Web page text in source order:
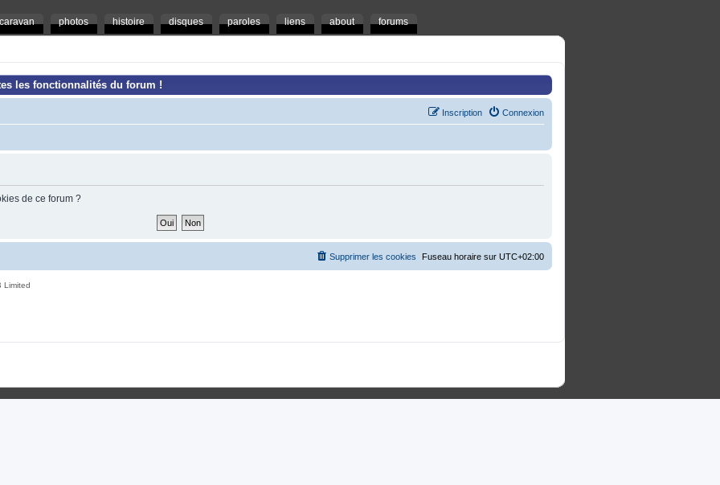
caravan photos histoire disques paroles liens about forums
les fonctionnalités du forum !
Connexion
Inscription
de ce forum ?
Fuseau horaire sur UTC+02:00
Supprimer les cookies
Limited